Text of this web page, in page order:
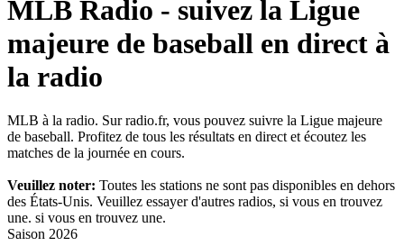
MLB Radio - suivez la Ligue
majeure de baseball en direct à
la radio
MLB à la radio. Sur radio.fr, vous pouvez suivre la Ligue majeure
de baseball. Profitez de tous les résultats en direct et écoutez les
matches de la journée en cours.
Veuillez noter: Toutes les stations ne sont pas disponibles en dehors
des États-Unis. Veuillez essayer d'autres radios, si vous en trouvez
une. si vous en trouvez une.
Saison 2026